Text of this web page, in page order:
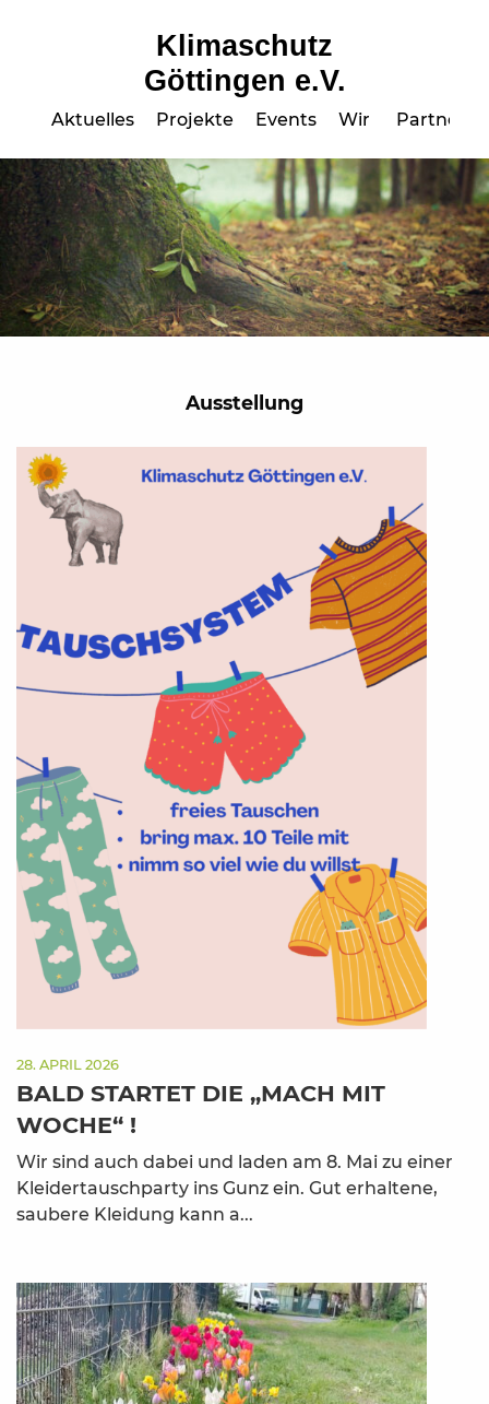
Klimaschutz
Göttingen e.V.
Aktuelles Projekte Events Wir Partner
Ausstellung
28. APRIL 2026
BALD STARTET DIE „MACH MIT
WOCHE“ !
Wir sind auch dabei und laden am 8. Mai zu einer
Kleidertauschparty ins Gunz ein. Gut erhaltene,
saubere Kleidung kann a...